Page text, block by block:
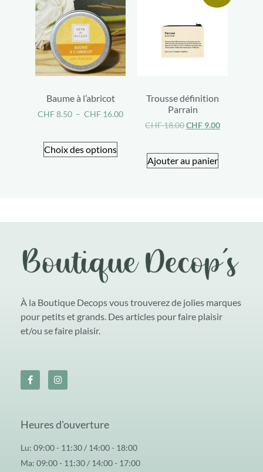
Baume à l’abricot
CHF8.50 – CHF 16.00
Choix des options
Trousse définition
Parrain
CHF18.00CHF 9.00
Ajouter au panier
À la Boutique Decops vous trouverez de jolies marques
pour petits et grands. Des articles pour faire plaisir
et/ou se faire plaisir.
Heures d'ouverture
Lu: 09:00 - 11:30 / 14:00 - 18:00
Ma: 09:00 - 11:30 / 14:00 - 17:00